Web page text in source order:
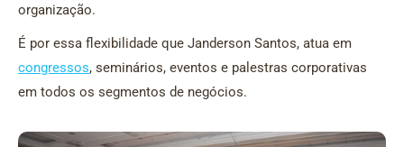
organização.
É por essa flexibilidade que Janderson Santos, atua em
congressos, seminários, eventos e palestras corporativas
em todos os segmentos de negócios.